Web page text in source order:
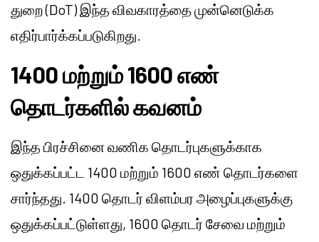
துறை (DoT) இந்த விவகாரத்தை முன்னெடுக்க
எதிர்பார்க்கப்படுகிறது.
1400 மற்றும் 1600 எண்
தொடர்களில் கவனம்
இந்த பிரச்சினை வணிக தொடர்புகளுக்காக
ஒதுக்கப்பட்ட 1400 மற்றும் 1600 எண் தொடர்களை
சார்ந்தது. 1400 தொடர் விளம்பர அழைப்புகளுக்கு
ஒதுக்கப்பட்டுள்ளது, 1600 தொடர் சேவை மற்றும்